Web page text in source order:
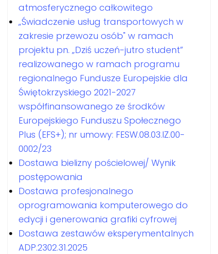
atmosferycznego całkowitego
„Świadczenie usług transportowych w
zakresie przewozu osób" w ramach
projektu pn. „Dziś uczeń-jutro student”
realizowanego w ramach programu
regionalnego Fundusze Europejskie dla
Świętokrzyskiego 2021-2027
współfinansowanego ze środków
Europejskiego Funduszu Społecznego
Plus (EFS+); nr umowy: FESW.08.03.IZ.00-
0002/23
Dostawa bielizny pościelowej/ Wynik
postępowania
Dostawa profesjonalnego
oprogramowania komputerowego do
edycji i generowania grafiki cyfrowej
Dostawa zestawów eksperymentalnych
ADP.2302.31.2025